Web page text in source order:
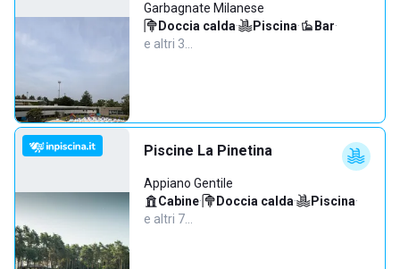
Garbagnate Milanese
Doccia calda· Piscina· Bar·
e altri 3…
Piscine La Pinetina
Appiano Gentile
Cabine· Doccia calda· Piscina·
e altri 7…